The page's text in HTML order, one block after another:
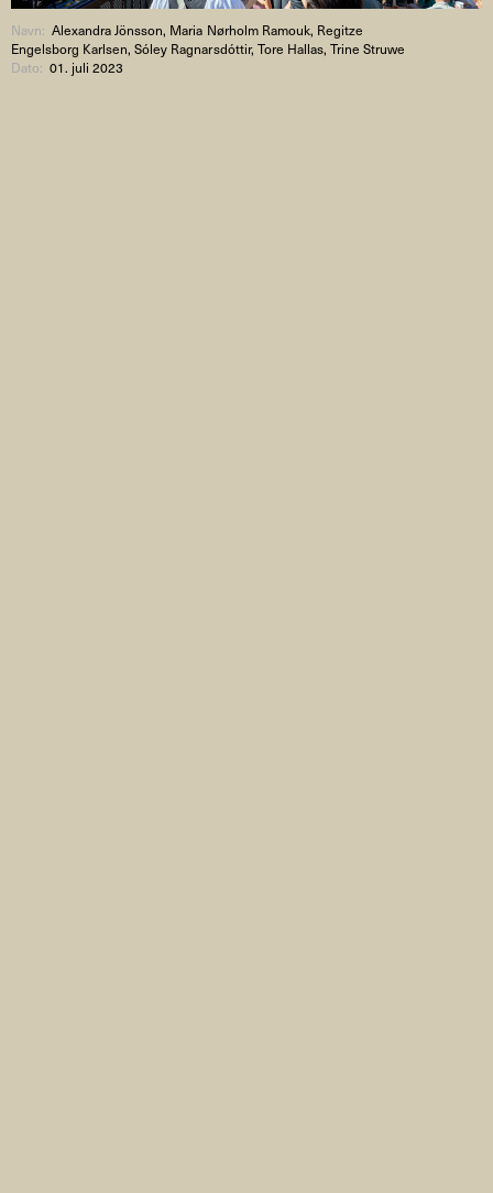
Navn:Alexandra Jönsson, Maria Nørholm Ramouk, Regitze
Engelsborg Karlsen, Sóley Ragnarsdóttir, Tore Hallas, Trine Struwe
Dato:01. juli 2023